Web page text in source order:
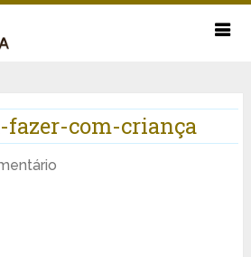
fazer-com-criança